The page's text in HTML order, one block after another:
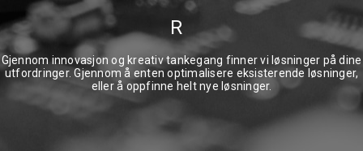
R
Gjennom innovasjon og kreativ tankegang finner vi løsninger på dine
utfordringer. Gjennom å enten optimalisere eksisterende løsninger,
eller å oppfinne helt nye løsninger.